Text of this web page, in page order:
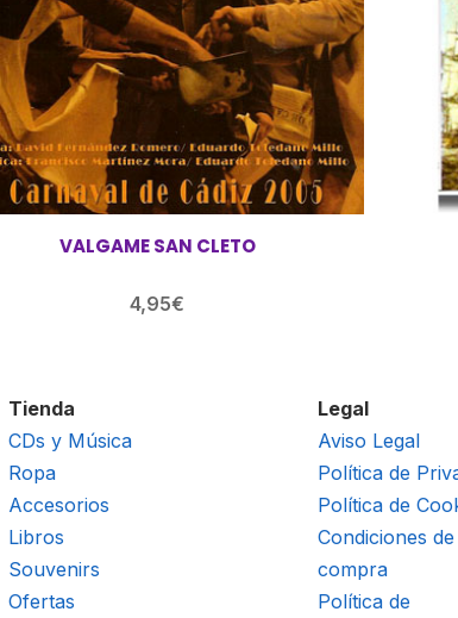
VALGAME SAN CLETO
4,95€
Tienda
CDs y Música
Ropa
Accesorios
Libros
Souvenirs
Ofertas
Legal
Aviso Legal
Política de
Política de
Condiciones de
compra
Política de